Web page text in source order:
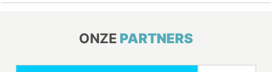
ONZE PARTNERS